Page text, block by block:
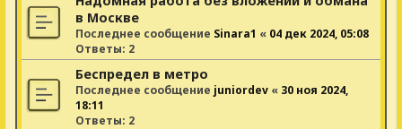
в Москве
Последнее сообщение Sinara1 « 04 дек 2024, 05:08
Ответы: 2
Беспредел в метро
Последнее сообщение juniordev « 30 ноя 2024,
18:11
Ответы: 2